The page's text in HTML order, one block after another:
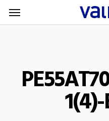
Skip
to
Menu
Menu